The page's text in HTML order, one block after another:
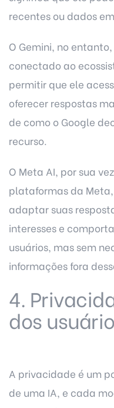
recentes ou dados
O Gemini, no
conectado ao
permitir que ele
oferecer respostas
de como o Google
recurso.
O Meta AI, por sua
plataformas da
adaptar suas
interesses e
usuários, mas sem
informações fora
4.
dos
A privacidade é um
de uma IA, e cada